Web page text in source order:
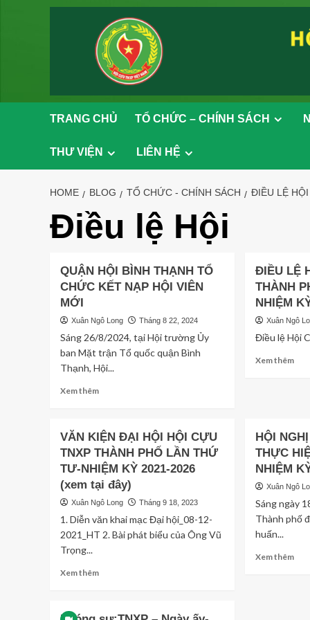
TRANG CHỦ TỔ CHỨC – CHÍNH SÁCH
THƯ VIỆN LIÊN HỆ
HOME BLOG TỔ CHỨC - CHÍNH SÁCH ĐIỀU LỆ HỘI
Điều lệ Hội
QUẬN HỘI BÌNH THẠNH TỔ
CHỨC KẾT NẠP HỘI VIÊN
MỚI
Xuân Ngô Long Tháng 8 22, 2024
Sáng 26/8/2024, tại Hội trường Ủy
ban Mặt trận Tổ quốc quận Bình
Thạnh, Hội...
Xem thêmRead
QUẬN
HỘI
BÌNH
THẠNH
TỔ
CHỨC
KẾT
NẠP
HỘI
ĐIỀU LỆ
THÀNH
NHIỆM
Xuân Ngô
Điều lệ Hội
Xem thêmRead
CỰU
PHỐ
HỒ
CHÍ
IV
VĂN KIỆN ĐẠI HỘI HỘI CỰU
TNXP THÀNH PHỐ LẦN THỨ
TƯ-NHIỆM KỲ 2021-2026
(xem tại đây)
Xuân Ngô Long Tháng 9 18, 2023
1. Diễn văn khai mạc Đại hội_08-12-
2021_HT 2. Bài phát biểu của Ông Vũ
Trọng...
Xem thêmRead
HỘI
THỰC
NHIỆM
Xuân Ngô
Sáng ngày
Thành phố
huấn...
Xem thêmRead